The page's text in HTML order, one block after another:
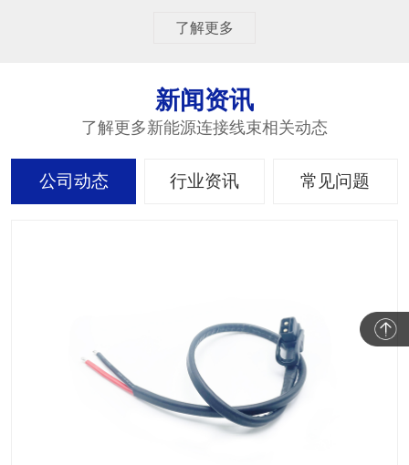
了解更多
新闻资讯
了解更多新能源连接线束相关动态
公司动态 行业资讯 常见问题